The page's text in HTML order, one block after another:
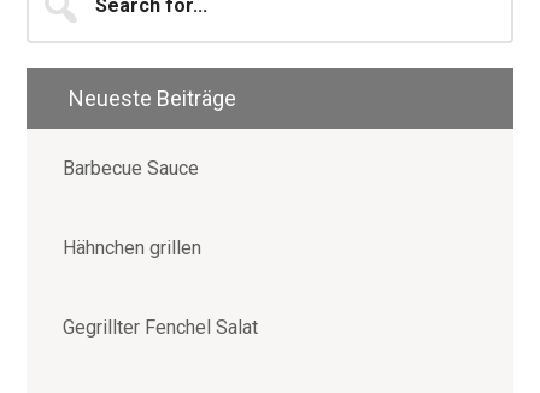
for...
Neueste Beiträge
Barbecue Sauce
Hähnchen grillen
Gegrillter Fenchel Salat